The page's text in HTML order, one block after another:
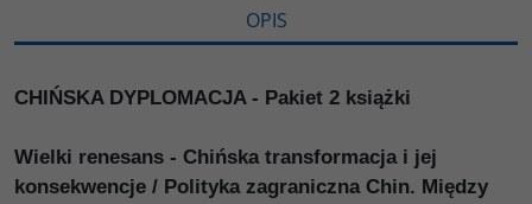
OPIS
CHIŃSKA DYPLOMACJA - Pakiet 2 książki
Wielki renesans - Chińska transformacja i jej
konsekwencje / Polityka zagraniczna Chin. Między